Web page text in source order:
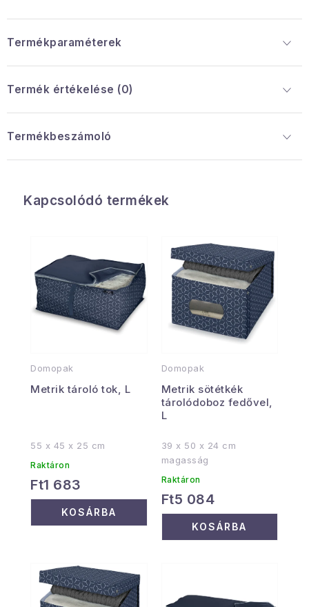
Termékparaméterek
Termék értékelése (0)
Termékbeszámoló
Kapcsolódó termékek
Domopak
Metrik tároló tok, L
55 x 45 x 25 cm
Raktáron
Ft1 683
KOSÁRBA
Domopak
Metrik sötétkék
tárolódoboz fedővel,
L
39 x 50 x 24 cm
magasság
Raktáron
Ft5 084
KOSÁRBA